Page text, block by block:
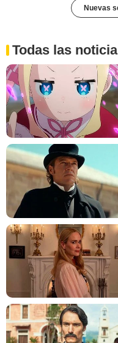
Nuevas
Todas las